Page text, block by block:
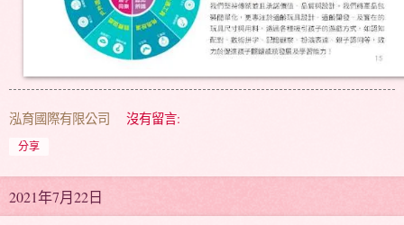
泓育國際有限公司 沒有留言:
分享
2021年7月22日